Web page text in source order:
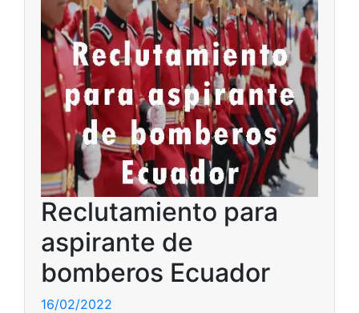
Reclutamiento para
aspirante de
bomberos Ecuador
16/02/2022